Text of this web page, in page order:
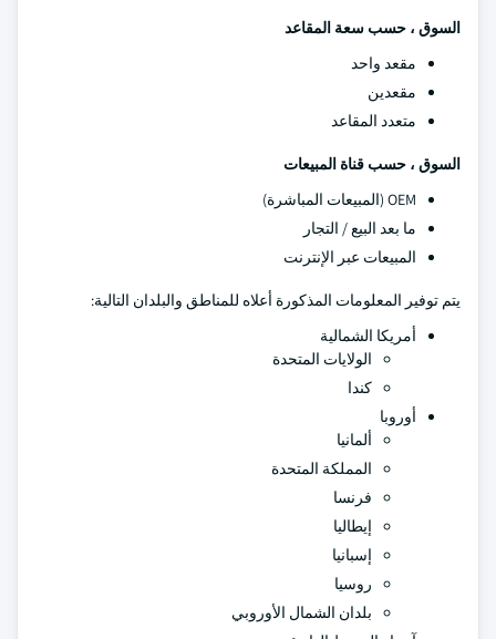
السوق ، حسب سعة المقاعد
مقعد واحد
مقعدين
متعدد المقاعد
السوق ، حسب قناة المبيعات
OEM (المبيعات المباشرة)
ما بعد البيع / التجار
المبيعات عبر الإنترنت
يتم توفير المعلومات المذكورة أعلاه للمناطق والبلدان التالية:
أمريكا الشمالية
الولايات المتحدة
كندا
أوروبا
ألمانيا
المملكة المتحدة
فرنسا
إيطاليا
إسبانيا
روسيا
بلدان الشمال الأوروبي